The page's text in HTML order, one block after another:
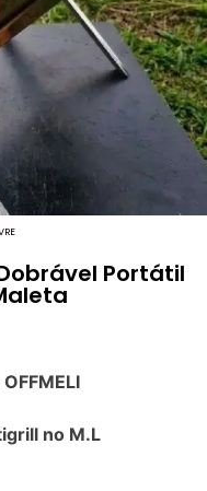
Portátil
no M.L